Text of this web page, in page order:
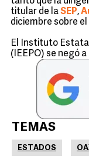
titular de laSEP,
diciembre sobre
El Instituto
(IEEPO) se negó
TEMAS
ESTADOS